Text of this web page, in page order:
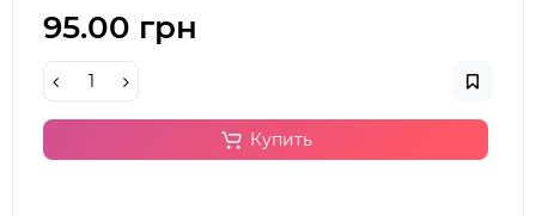
95.00 грн
Купить